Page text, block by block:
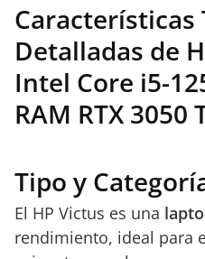
Características
Detalladas de
Intel Core i5-
RAM RTX 3050
Tipo y
El HP Victus es una
rendimiento, ideal para